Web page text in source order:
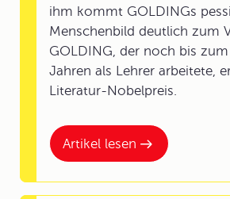
Artikel lesen
ihm kommt GOLDINGs
Menschenbild deutlich zum
GOLDING, der noch bis
Jahren als Lehrer arbeitete,
Literatur-Nobelpreis.